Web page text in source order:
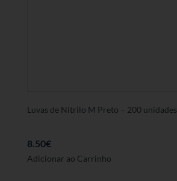
Luvas de Nitrilo M Preto – 200 unidades
8.50€
Adicionar ao Carrinho